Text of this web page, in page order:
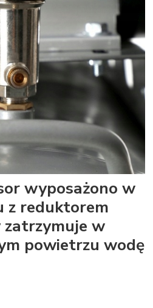
wyposażono w
z reduktorem
w
powietrzu wodę